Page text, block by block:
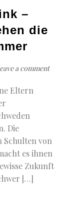
–
die
a comment
Eltern
Die
Schulten von
es ihnen
Zukunft
[…]